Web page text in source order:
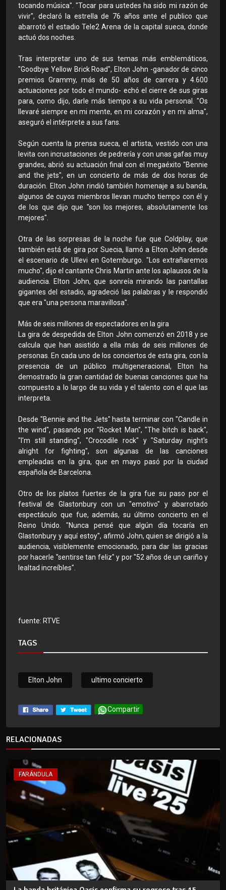
tocando música". "Tocar para ustedes ha sido mi razón de
vivir", declaró la estrella de 76 años ante el publico que
abarrotó el estadio Tele2 Arena de la capital sueca, donde
actuó dos noches.
Tras interpretar uno de sus temas más emblemáticos,
"Goodbye Yellow Brick Road", Elton John -ganador de cinco
premios Grammy, más de 50 años de carrera y 4.600
actuaciones por todo el mundo- echó el cierre de sus giras
para, como dijo, darle más tiempo a su vida personal. "Os
llevaré siempre en mi mente, en mi corazón y en mi alma",
aseguró el intérprete a sus fans.
Según cuenta la prensa sueca, el artista, vestido con una
levita con incrustaciones de pedrería y con unas gafas muy
grandes, abrió su actuación final con el megaéxito "Bennie
and the jets", en un concierto de más de dos horas de
duración. Elton John rindió también homenaje a su banda,
algunos de cuyos miembros llevan mucho tiempo con él y
de los que dijo que "son los mejores, absolutamente los
mejores".
Otra de las sorpresas de la noche fue que Coldplay, que
también está de gira por Suecia, llamó a Elton John desde
el escenario de Ullevi en Gotemburgo. "Los extrañaremos
mucho", dijo el cantante Chris Martin ante los aplausos de la
audiencia. Elton John, que sonreía mirando las pantallas
gigantes del estadio, agradeció las palabras y le respondió
que era "una persona maravillosa".
Más de seis millones de espectadores en la gira
La gira de despedida de Elton John comenzó en 2018 y se
calcula que han asistido a ella más de seis millones de
personas. En cada uno de los conciertos de esta gira, con la
presencia de un público multigeneracional, Elton ha
demostrado la gran cantidad de buenas canciones que ha
compuesto a lo largo de su vida y el talento con el que las
interpreta.
Desde "Bennie and the Jets" hasta terminar con "Candle in
the wind", pasando por "Rocket Man", "The bitch is back",
"I'm still standing", "Crocodile rock" y "Saturday night's
alright for fighting", son algunas de las canciones
empleadas en la gira, que en mayo pasó por la ciudad
española de Barcelona.
Otro de los platos fuertes de la gira fue su paso por el
festival de Glastonbury con un "emotivo" y abarrotado
espectáculo que fue, además, su último concierto en el
Reino Unido. "Nunca pensé que algún día tocaría en
Glastonbury y aquí estoy", afirmó John, quien se dirigió a la
audiencia, visiblemente emocionado, para dar las gracias
por hacerle "sentirse tan feliz" y por "52 años de un cariño y
lealtad increíbles".
fuente: RTVE
TAGS
Elton John ultimo concierto
Compartir
RELACIONADAS
FARÁNDULA